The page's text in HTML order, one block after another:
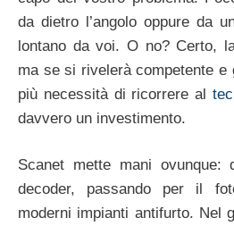
da dietro l’angolo oppure da
lontano da voi. O no? Certo,
ma se si rivelerà competente e
più necessità di ricorrere al
davvero un investimento.
Scanet mette mani ovunque:
decoder, passando per il
moderni impianti antifurto. Nel